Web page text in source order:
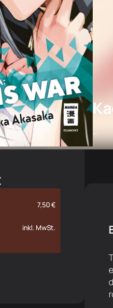
–
7,50€
inkl. MwSt.